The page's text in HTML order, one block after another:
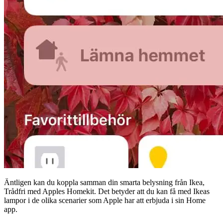
Äntligen kan du koppla samman din smarta belysning från Ikea,
Trådfri med Apples Homekit. Det betyder att du kan få med Ikeas
lampor i de olika scenarier som Apple har att erbjuda i sin Home
app.